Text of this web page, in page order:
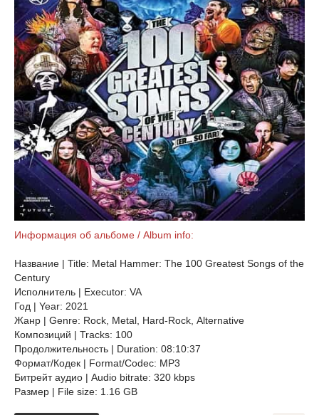
Информация об альбоме / Album info:
Название | Title: Metal Hammer: The 100 Greatest Songs of the
Century
Исполнитель | Executor: VA
Год | Year: 2021
Жанр | Genre: Rock, Metal, Hard-Rock, Alternative
Композиций | Tracks: 100
Продолжительность | Duration: 08:10:37
Формат/Кодек | Format/Codec: MP3
Битрейт аудио | Audio bitrate: 320 kbps
Размер | File size: 1.16 GB